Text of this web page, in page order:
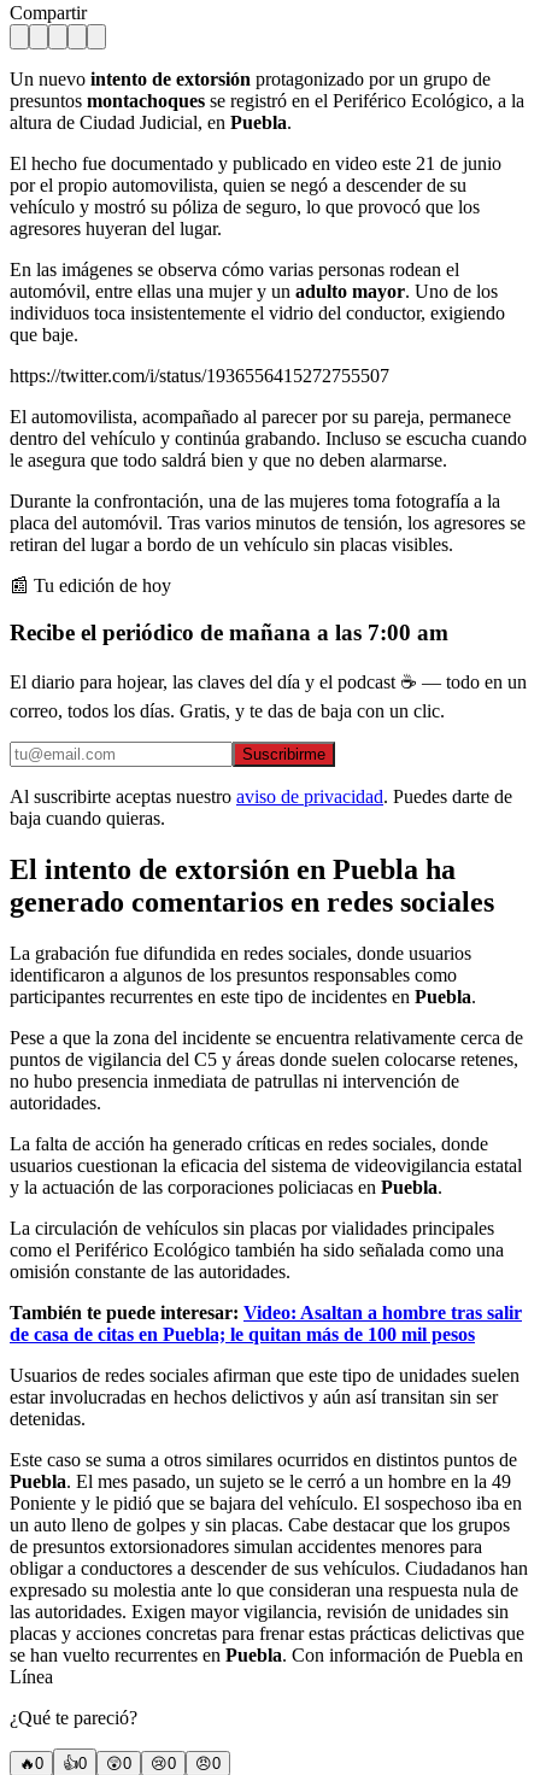
Compartir
Un nuevo intento de extorsión protagonizado por un grupo de
presuntos montachoques se registró en el Periférico Ecológico, a la
altura de Ciudad Judicial, en Puebla.
El hecho fue documentado y publicado en video este 21 de junio
por el propio automovilista, quien se negó a descender de su
vehículo y mostró su póliza de seguro, lo que provocó que los
agresores huyeran del lugar.
En las imágenes se observa cómo varias personas rodean el
automóvil, entre ellas una mujer y un adulto mayor. Uno de los
individuos toca insistentemente el vidrio del conductor, exigiendo
que baje.
https://twitter.com/i/status/1936556415272755507
El automovilista, acompañado al parecer por su pareja, permanece
dentro del vehículo y continúa grabando. Incluso se escucha cuando
le asegura que todo saldrá bien y que no deben alarmarse.
Durante la confrontación, una de las mujeres toma fotografía a la
placa del automóvil. Tras varios minutos de tensión, los agresores se
retiran del lugar a bordo de un vehículo sin placas visibles.
📰 Tu edición de hoy
Recibe el periódico de mañana a las 7:00 am
El diario para hojear, las claves del día y el podcast ☕ — todo en un
correo, todos los días. Gratis, y te das de baja con un clic.
Suscribirme
Al suscribirte aceptas nuestro aviso de privacidad. Puedes darte de
baja cuando quieras.
El intento de extorsión en Puebla ha
generado comentarios en redes sociales
La grabación fue difundida en redes sociales, donde usuarios
identificaron a algunos de los presuntos responsables como
participantes recurrentes en este tipo de incidentes en Puebla.
Pese a que la zona del incidente se encuentra relativamente cerca de
puntos de vigilancia del C5 y áreas donde suelen colocarse retenes,
no hubo presencia inmediata de patrullas ni intervención de
autoridades.
La falta de acción ha generado críticas en redes sociales, donde
usuarios cuestionan la eficacia del sistema de videovigilancia estatal
y la actuación de las corporaciones policiacas en Puebla.
La circulación de vehículos sin placas por vialidades principales
como el Periférico Ecológico también ha sido señalada como una
omisión constante de las autoridades.
También te puede interesar: Video: Asaltan a hombre tras salir
de casa de citas en Puebla; le quitan más de 100 mil pesos
Usuarios de redes sociales afirman que este tipo de unidades suelen
estar involucradas en hechos delictivos y aún así transitan sin ser
detenidas.
Este caso se suma a otros similares ocurridos en distintos puntos de
Puebla. El mes pasado, un sujeto se le cerró a un hombre en la 49
Poniente y le pidió que se bajara del vehículo. El sospechoso iba en
un auto lleno de golpes y sin placas. Cabe destacar que los grupos
de presuntos extorsionadores simulan accidentes menores para
obligar a conductores a descender de sus vehículos. Ciudadanos han
expresado su molestia ante lo que consideran una respuesta nula de
las autoridades. Exigen mayor vigilancia, revisión de unidades sin
placas y acciones concretas para frenar estas prácticas delictivas que
se han vuelto recurrentes en Puebla. Con información de Puebla en
Línea
¿Qué te pareció?
🔥0 👍0 😲0 😢0 😠0